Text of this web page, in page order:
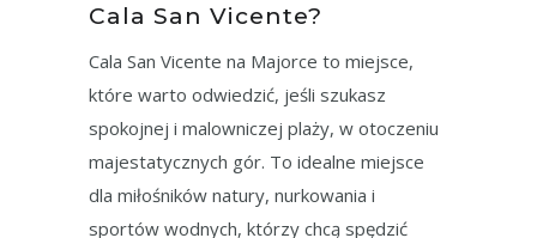
Cala San Vicente?
Cala San Vicente na Majorce to miejsce,
które warto odwiedzić, jeśli szukasz
spokojnej i malowniczej plaży, w otoczeniu
majestatycznych gór. To idealne miejsce
dla miłośników natury, nurkowania i
sportów wodnych, którzy chcą spędzić